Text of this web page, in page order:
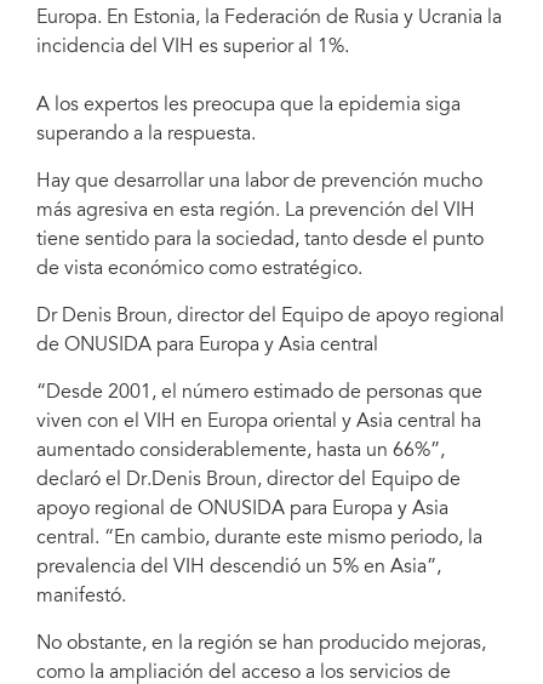
Europa. En Estonia, la Federación de Rusia y Ucrania la
incidencia del VIH es superior al 1%.
A los expertos les preocupa que la epidemia siga
superando a la respuesta.
Hay que desarrollar una labor de prevención mucho
más agresiva en esta región. La prevención del VIH
tiene sentido para la sociedad, tanto desde el punto
de vista económico como estratégico.
Dr Denis Broun, director del Equipo de apoyo regional
de ONUSIDA para Europa y Asia central
“Desde 2001, el número estimado de personas que
viven con el VIH en Europa oriental y Asia central ha
aumentado considerablemente, hasta un 66%”,
declaró el Dr.Denis Broun, director del Equipo de
apoyo regional de ONUSIDA para Europa y Asia
central. “En cambio, durante este mismo periodo, la
prevalencia del VIH descendió un 5% en Asia”,
manifestó.
No obstante, en la región se han producido mejoras,
como la ampliación del acceso a los servicios de